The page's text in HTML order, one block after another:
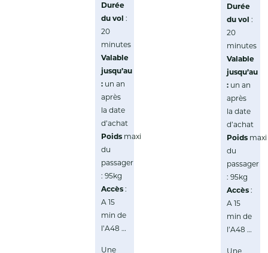
Durée
du vol :
20
minutes
Valable
jusqu’au
: un an
après
la date
d’achat
Poids maxi
du
passager
: 95kg
Accès :
A 15
min de
l’A48 …
Une
Durée
du vol :
20
minutes
Valable
jusqu’au
: un an
après
la date
d’achat
Poids maxi
du
passager
: 95kg
Accès :
A 15
min de
l’A48 …